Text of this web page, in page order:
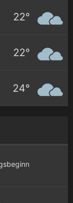
22°
22°
24°